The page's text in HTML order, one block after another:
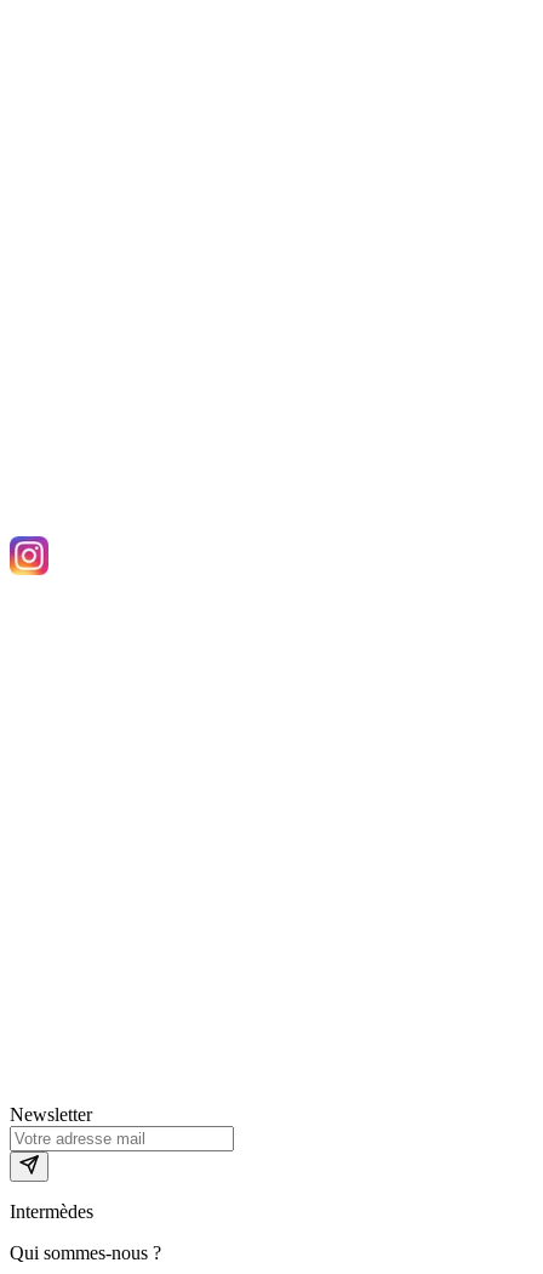
Newsletter
Intermèdes
Qui sommes-nous ?